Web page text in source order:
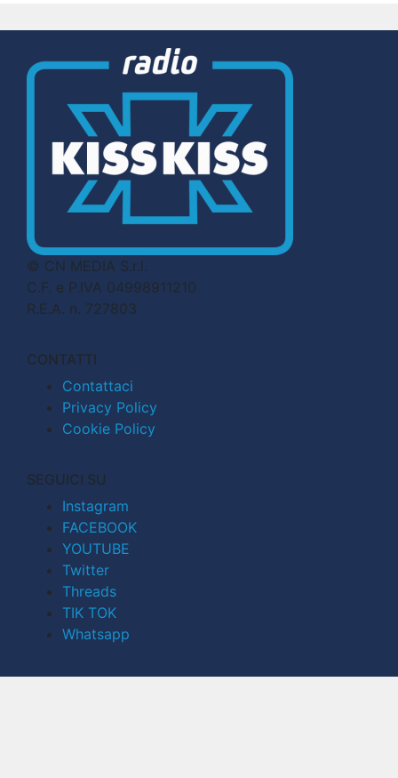
© CN MEDIA S.r.l.
C.F. e P.IVA 04998911210
R.E.A. n. 727803
CONTATTI
Contattaci
Privacy Policy
Cookie Policy
SEGUICI SU
Instagram
FACEBOOK
YOUTUBE
Twitter
Threads
TIK TOK
Whatsapp